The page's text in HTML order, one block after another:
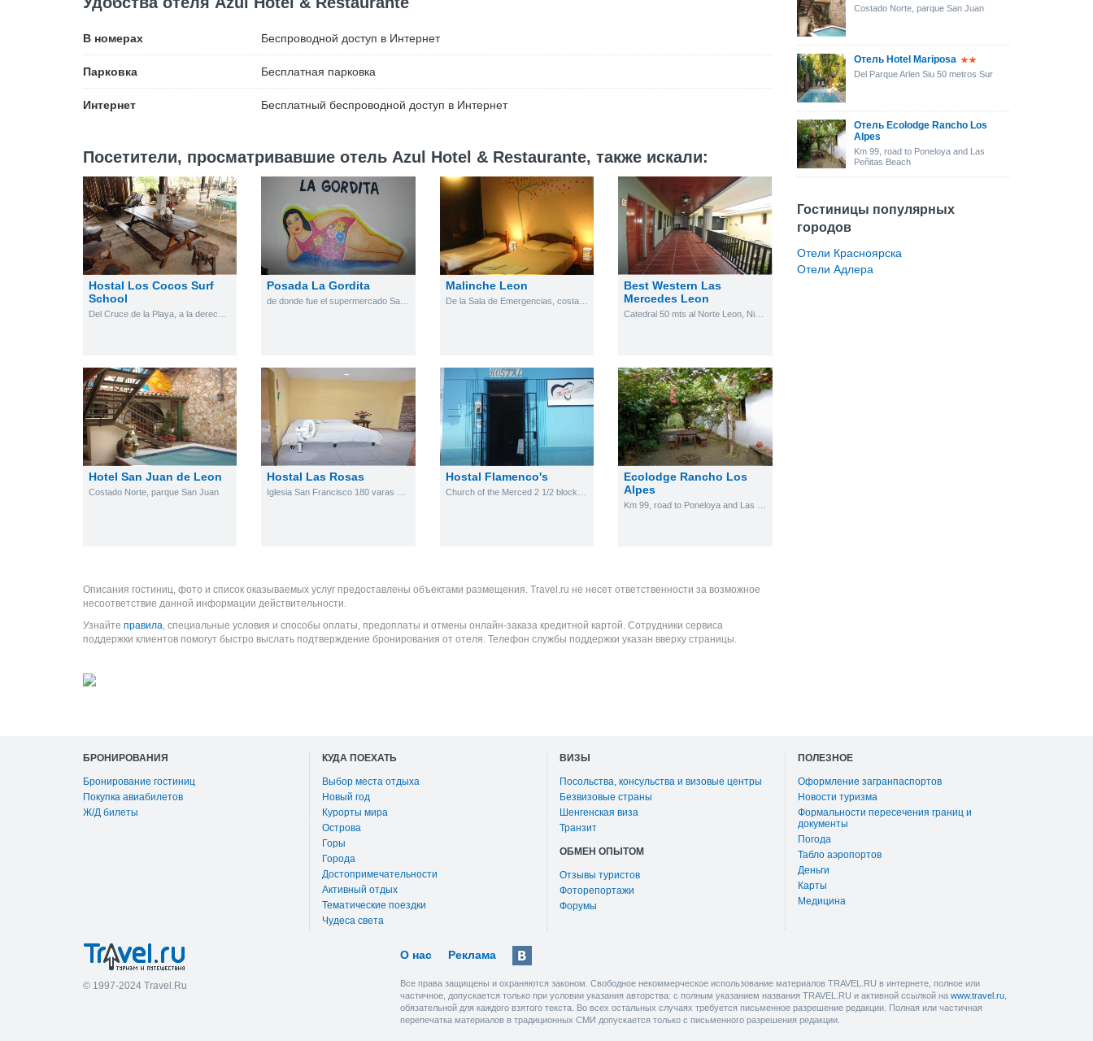
В номерах Беспроводной доступ в Интернет
Парковка Бесплатная парковка
Интернет Бесплатный беспроводной доступ в Интернет
Посетители, просматривавшие отель Azul Hotel & Restaurante, также искали:
Hostal Los Cocos Surf
School
Posada La Gordita Malinche Leon
De la Sala de Emergencias, costado sur del Hospital Oscar Danilo Rosales, 1 cuadra y media al este
Best Western Las
Mercedes Leon
Hotel San Juan de Leon
Costado Norte, parque San Juan
Hostal Las Rosas Hostal Flamenco's
Ecolodge Rancho Los
Alpes
Описания гостиниц, фото и список оказываемых услуг предоставлены объектами размещения. Travel.ru не несет ответственности за возможное
несоответствие данной информации действительности.
Узнайте правила, специальные условия и способы оплаты, предоплаты и отмены онлайн-заказа кредитной картой. Сотрудники сервиса
поддержки клиентов помогут быстро выслать подтверждение бронирования от отеля. Телефон службы поддержки указан вверху страницы.
Costado Norte, parque San Juan
Отель Hotel Mariposa
Del Parque Arlen Siu 50 metros Sur
Отель Ecolodge Rancho Los
Alpes
Km 99, road to Poneloya and Las
Peñitas Beach
Гостиницы популярных
городов
Отели Красноярска
Отели Адлера
БРОНИРОВАНИЯ
Бронирование гостиниц
Покупка авиабилетов
Ж/Д билеты
КУДА ПОЕХАТЬ
Выбор места отдыха
Новый год
Курорты мира
Острова
Горы
Города
Достопримечательности
Активный отдых
Тематические поездки
Чудеса света
ВИЗЫ
Посольства, консульства и визовые центры
Безвизовые страны
Шенгенская виза
Транзит
ОБМЕН ОПЫТОМ
Отзывы туристов
Фоторепортажи
Форумы
ПОЛЕЗНОЕ
Оформление загранпаспортов
Новости туризма
Формальности пересечения границ и
документы
Погода
Табло аэропортов
Деньги
Карты
Медицина
© 1997-2024 Travel.Ru
О нас Реклама
Все права защищены и охраняются законом. Свободное некоммерческое использование материалов TRAVEL.RU в интернете, полное или
частичное, допускается только при условии указания авторства: с полным указанием названия TRAVEL.RU и активной ссылкой на www.travel.ru
обязательной для каждого взятого текста. Во всех остальных случаях требуется письменное разрешение редакции. Полная или частичная
перепечатка материалов в традиционных СМИ допускается только с письменного разрешения редакции.